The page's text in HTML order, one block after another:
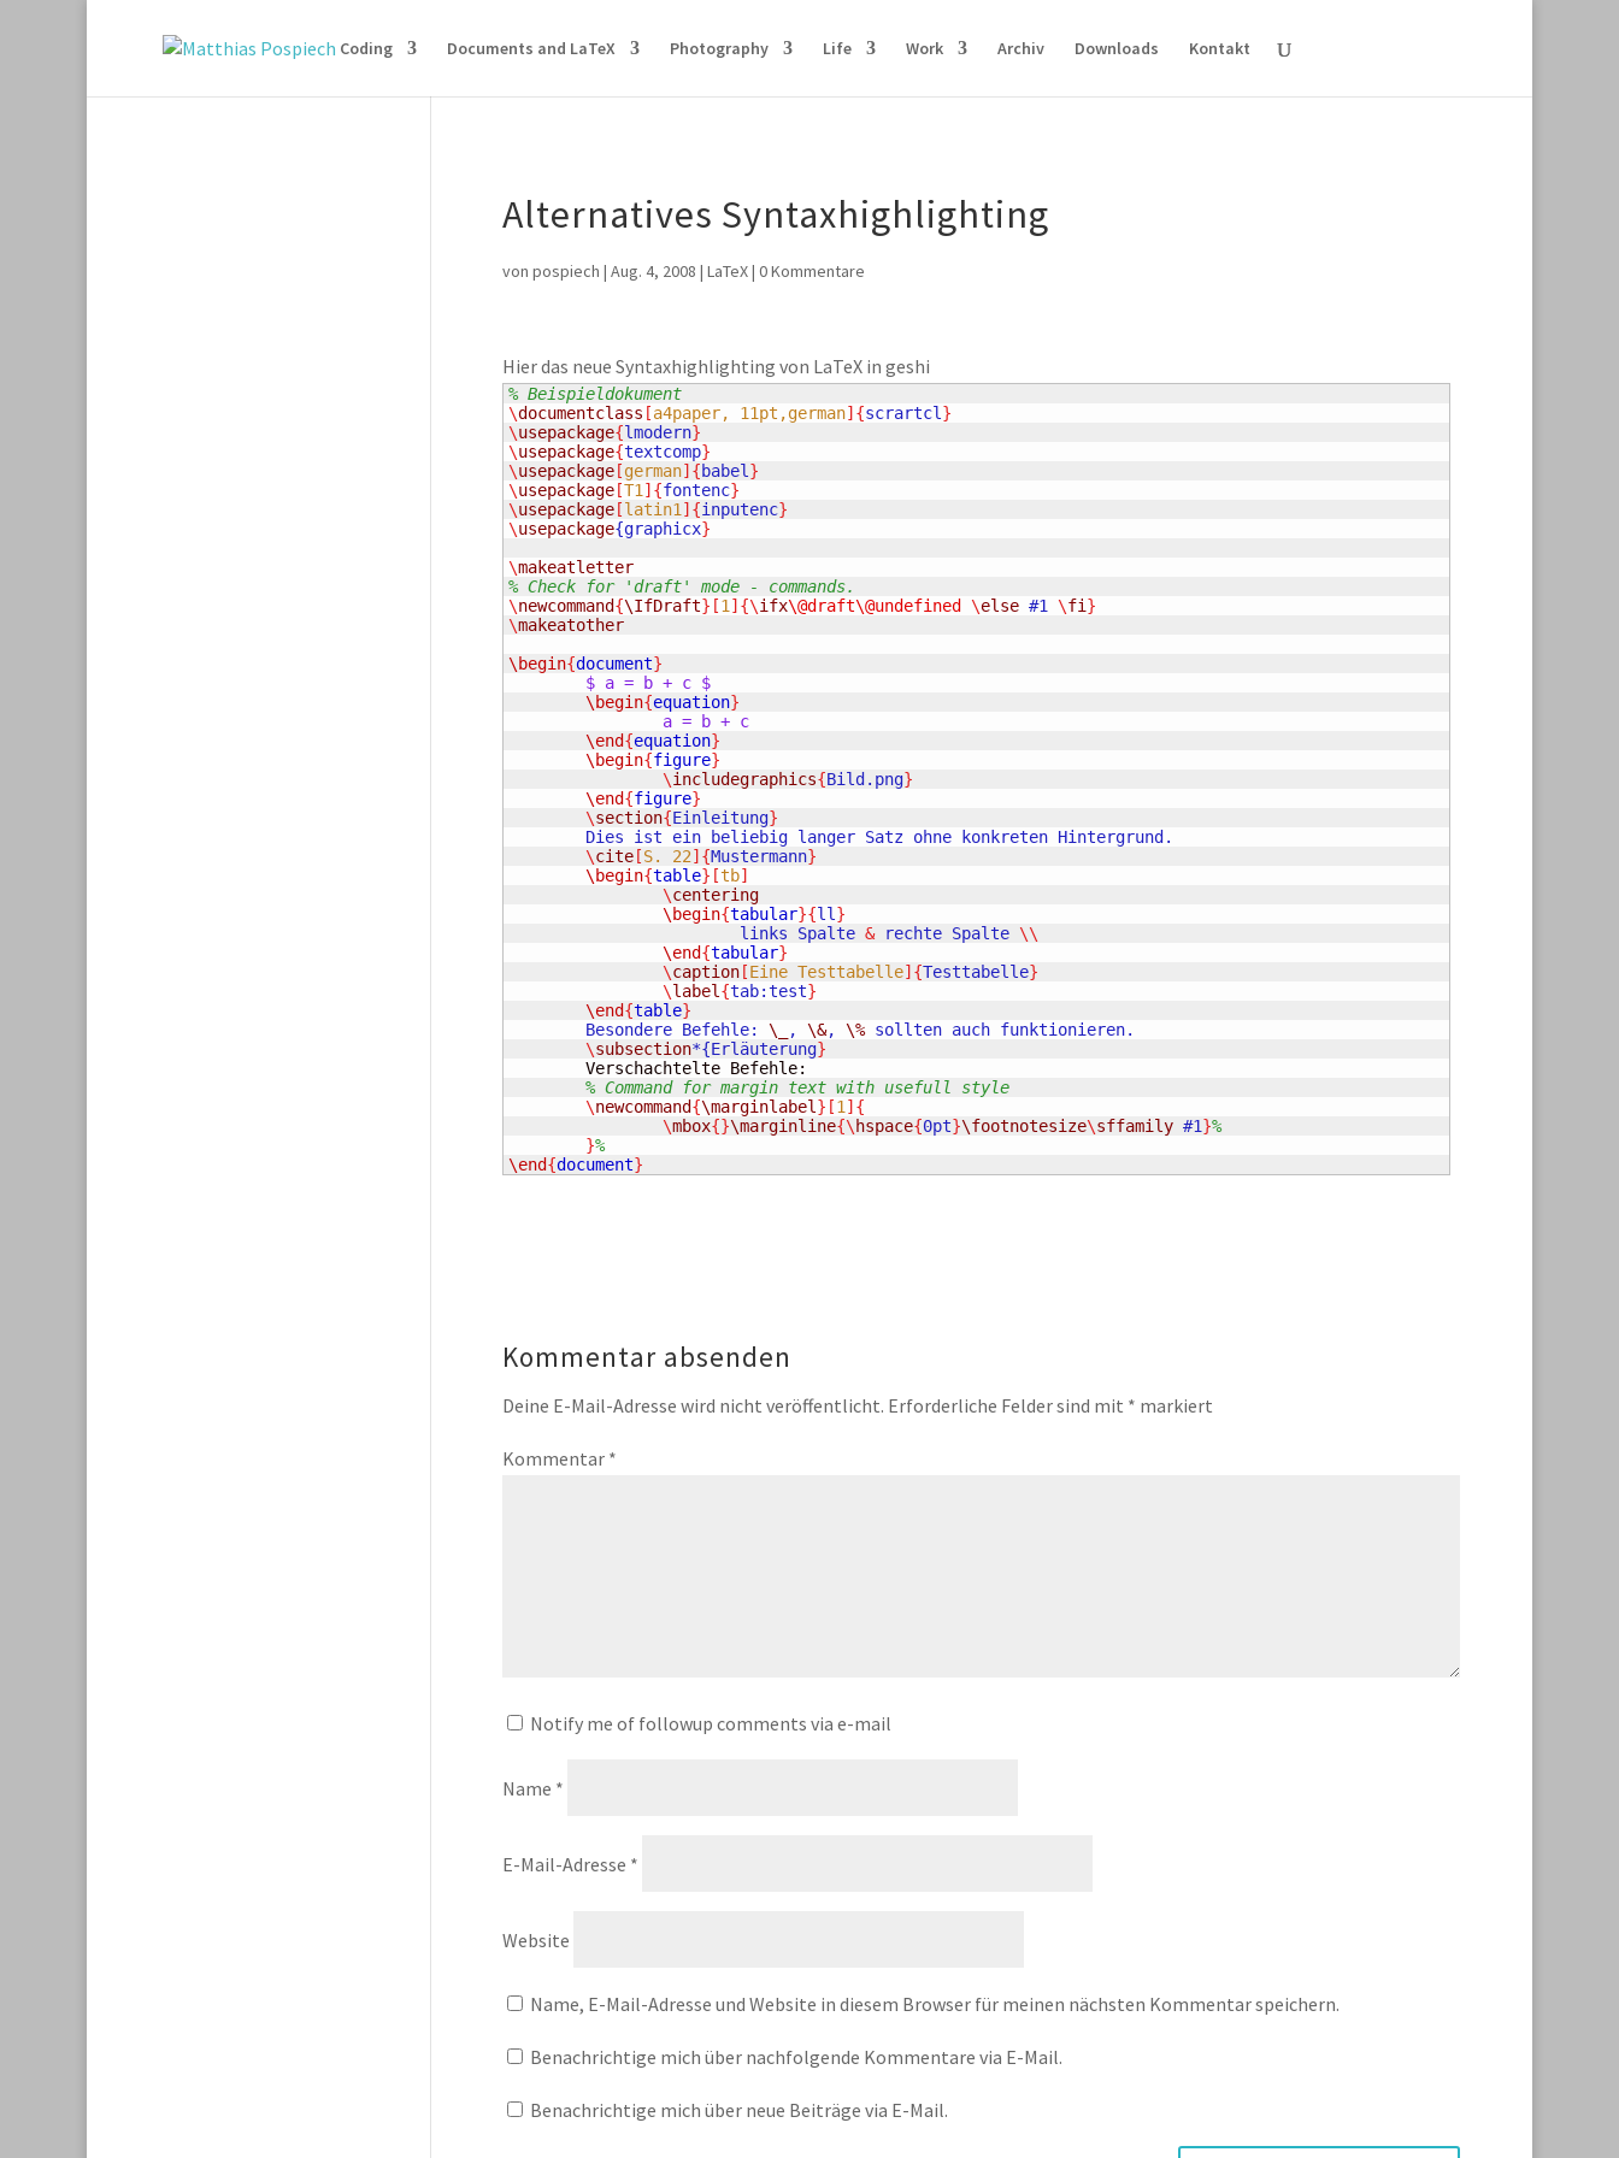
Coding Documents and LaTeX Photography Life Work Archiv Downloads Kontakt
Alternatives Syntaxhighlighting
von pospiech | Aug. 4, 2008 | LaTeX| 0 Kommentare
Hier das neue Syntaxhighlighting von LaTeX in geshi
% Beispieldokument
\documentclass [a4paper, 11pt,german]{scrartcl }
\usepackage{lmodern}
\usepackage{textcomp}
\usepackage[german]{babel }
\usepackage[T1 ]{fontenc}
\usepackage[latin1 ]{inputenc}
\usepackage{graphicx}
\makeatletter
% Check for 'draft' mode - commands.
\newcommand{\IfDraft}[1 ]{\ifx\@draft\@undefined \else #1 \fi }
\makeatother
\begin{document}
$ a = b + c $
\begin{equation}
\end{equation}
\begin{figure}
\includegraphics{Bild.png}
\end{figure}
\section{Einleitung}
\cite[S. 22]{Mustermann}
\begin{table}[tb]
\centering
\begin{tabular}{ll }
			links Spalte
& rechte Spalte \\
\end{tabular}
\caption[Eine Testtabelle]{Testtabelle}
\label {tab:test}
\end{table}
	Besondere Befehle:
\_ , \&, \% sollten auch funktionieren.
\subsection*{Erläuterung}
% Command for margin text with usefull style
\newcommand{\marginlabel }[1 ]{
\mbox{}\marginline{\ hspace{0pt}\footnotesize\sffamily #1}%
}%
\end{document}
Kommentar absenden
Deine E-Mail-Adresse wird nicht veröffentlicht. Erforderliche Felder sind mit * markiert
Kommentar *
Notify me of followup comments via e-mail
Name *
E-Mail-Adresse *
Website
Name, E-Mail-Adresse und Website in diesem Browser für meinen nächsten Kommentar speichern.
Benachrichtige mich über nachfolgende Kommentare via E-Mail.
Benachrichtige mich über neue Beiträge via E-Mail.